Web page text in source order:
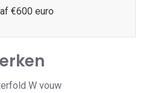
€600 euro
W vouw